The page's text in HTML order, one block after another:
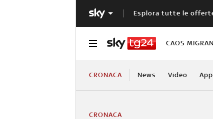
Esplora tutte le
CAOS
CRONACA News Video
CRONACA